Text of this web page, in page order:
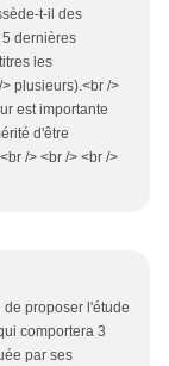
t-il des
dernières
les
plusieurs).<br />
est importante
d'être
/> <br /> <br />
proposer l'étude
comportera 3
par ses